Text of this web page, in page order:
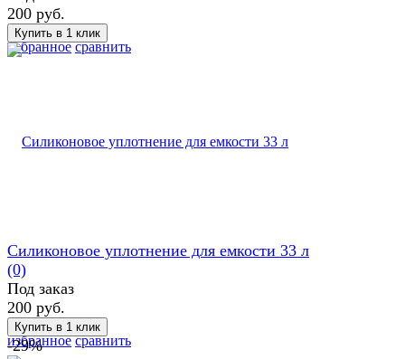
избранное сравнить
200 руб.
избранное сравнить
Силиконовое уплотнение для емкости 33 л
(0)
Под заказ
200 руб.
-29%